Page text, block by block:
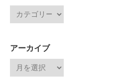
アーカイブ